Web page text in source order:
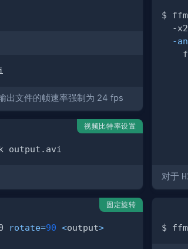
出文件的帧速率强制为 24 fps
$
-
-an
对于
视频比特率设置
固定旋转
rotate=90 <output> $